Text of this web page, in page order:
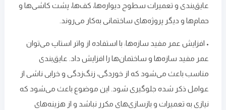
عایق‌بندی و تعمیرات سطوح دیواره‌ها، کف‌ها، پشت کاشی‌ها و
حمام‌ها و دیگر پروژه‌های ساختمانی به‌کار می‌روند.
• افزایش عمر مفید سازه‌ها: با استفاده از واتر استاپ می‌توان
عمر مفید سازه‌ها و ساختمان‌ها را افزایش داد. عایق‌بندی
مناسب باعث می‌شود که از خوردگی، زنگ‌زدگی و خرابی ناشی از
عوامل ذکر شده جلوگیری شود. این موضوع باعث می‌شود که
نیازی به تعمیرات و بازسازی‌های مکرر نباشد و از هزینه‌های